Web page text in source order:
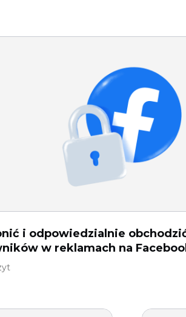
i odpowiedzialnie
w reklamach na